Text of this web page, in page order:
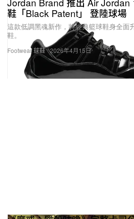
Footwear 球鞋
鞋「Black Patent」 登陸球場
這款低調黑魂新作，將經典籃球鞋身全面
鞋。
2026年4月15日